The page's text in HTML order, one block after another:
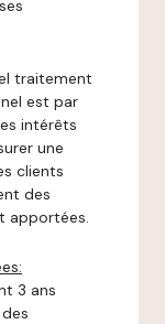
traitement
est par
intérêts
une
clients
des
apportées.
3 ans